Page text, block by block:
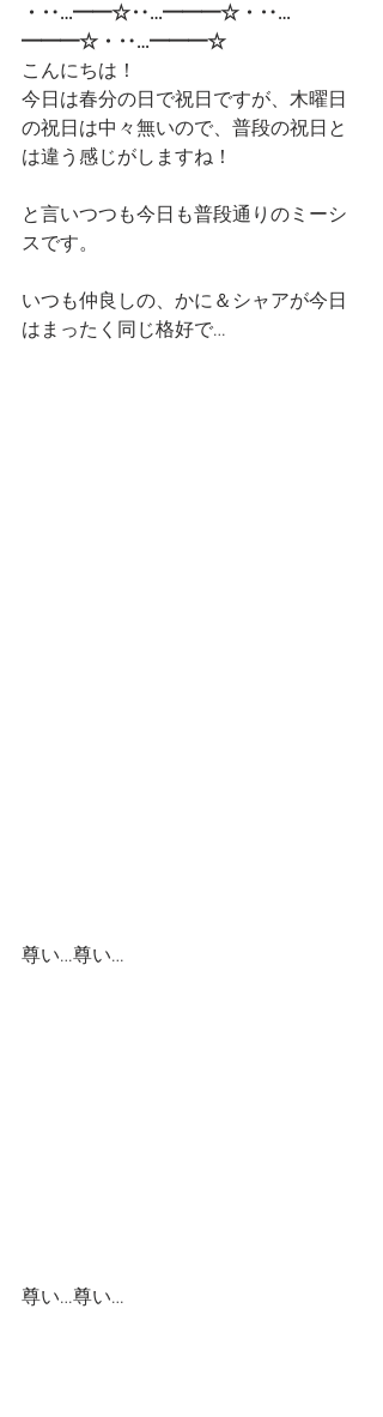
・‥…━━☆‥…━━━☆・‥…
━━━☆・‥…━━━☆
こんにちは！
今日は春分の日で祝日ですが、木曜日
の祝日は中々無いので、普段の祝日と
は違う感じがしますね！
と言いつつも今日も普段通りのミーシ
スです。
いつも仲良しの、かに＆シャアが今日
はまったく同じ格好で…
尊い…尊い…
尊い…尊い…